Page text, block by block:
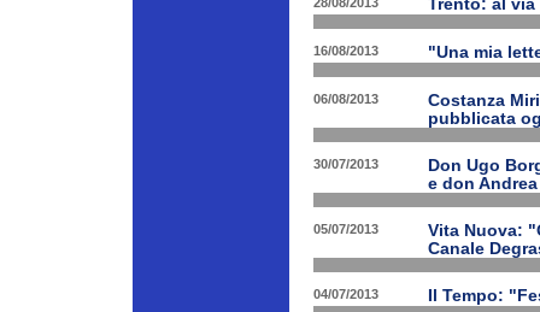
Trento: al
16/08/2013 "Una mia
06/08/2013
Costanza
pubblicata
30/07/2013
Don Ugo
e don
05/07/2013
Vita Nuova:
Canale
04/07/2013 Il Tempo: